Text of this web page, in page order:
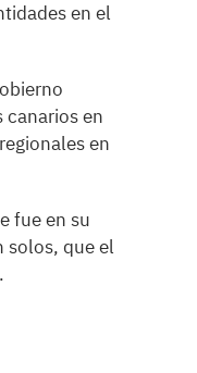
en el
en
en
fue en su
solos, que el